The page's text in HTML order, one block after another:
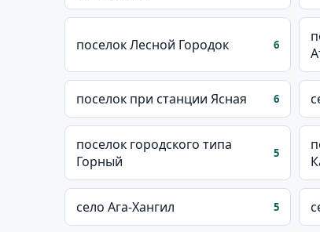
поселок Лесной Городок 6
поселок при станции Ясная 6
поселок городского типа
Горный
5
село Ага-Хангил 5